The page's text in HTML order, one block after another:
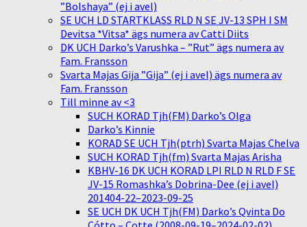
”Bolshaya” (ej i avel)
SE UCH LD STARTKLASS RLD N SE JV-13 SPH I SM
Devitsa *Vitsa* ägs numera av Catti Diits
DK UCH Darko’s Varushka – ”Rut” ägs numera av
Fam. Fransson
Svarta Majas Gija ”Gija” (ej i avel) ägs numera av
Fam. Fransson
Till minne av <3
SUCH KORAD Tjh(FM) Darko’s Olga
Darko’s Kinnie
KORAD SE UCH Tjh(ptrh) Svarta Majas Chelva
SUCH KORAD Tjh(fm) Svarta Majas Arisha
KBHV-16 DK UCH KORAD LPI RLD N RLD F SE
JV-15 Romashka’s Dobrina-Dee (ej i avel)
201404-22–2023-09-25
SE UCH DK UCH Tjh(FM) Darko’s Qvinta Do